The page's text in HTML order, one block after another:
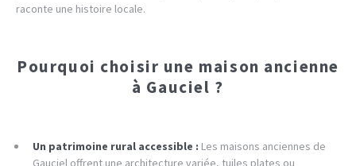
raconte une histoire locale.
Pourquoi choisir une maison ancienne
à Gauciel ?
Un patrimoine rural accessible : Les maisons anciennes de
Gauciel offrent une architecture variée, tuiles plates ou